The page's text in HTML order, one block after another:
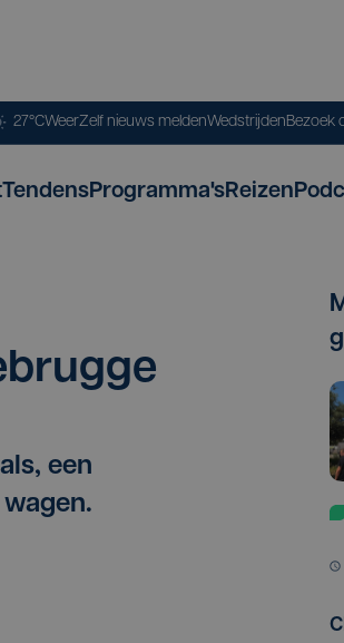
27°CWeerZelf nieuws meldenWedstrijdenBezoek
TendensProgramma'sReizen
een